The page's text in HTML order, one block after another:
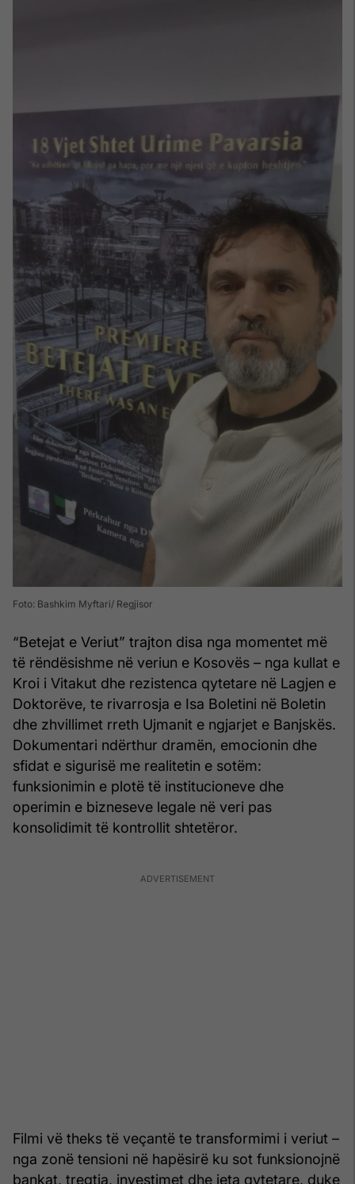
Foto: Bashkim Myftari/ Regjisor
“Betejat e Veriut” trajton disa nga momentet më
të rëndësishme në veriun e Kosovës – nga kullat e
Kroi i Vitakut dhe rezistenca qytetare në Lagjen e
Doktorëve, te rivarrosja e Isa Boletini në Boletin
dhe zhvillimet rreth Ujmanit e ngjarjet e Banjskës.
Dokumentari ndërthur dramën, emocionin dhe
sfidat e sigurisë me realitetin e sotëm:
funksionimin e plotë të institucioneve dhe
operimin e bizneseve legale në veri pas
konsolidimit të kontrollit shtetëror.
Filmi vë theks të veçantë te transformimi i veriut –
nga zonë tensioni në hapësirë ku sot funksionojnë
bankat, tregtia, investimet dhe jeta qytetare, duke